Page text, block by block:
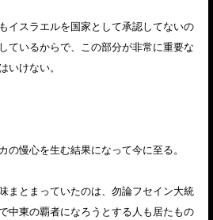
イスラエルを国家として承認してないの
ているからで、この部分が非常に重要な
いけない。
の慢心を生む結果になって今に至る。
まとまっていたのは、勿論フセイン大統
中東の覇者になろうとする人も居たもの